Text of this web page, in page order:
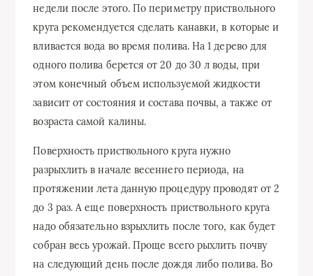
недели после этого. По периметру приствольного
круга рекомендуется сделать канавки, в которые и
вливается вода во время полива. На 1 дерево для
одного полива берется от 20 до 30 л воды, при
этом конечный объем используемой жидкости
зависит от состояния и состава почвы, а также от
возраста самой калины.
Поверхность приствольного круга нужно
разрыхлить в начале весеннего периода, на
протяжении лета данную процедуру проводят от 2
до 3 раз. А еще поверхность приствольного круга
надо обязательно взрыхлить после того, как будет
собран весь урожай. Проще всего рыхлить почву
на следующий день после дождя либо полива. Во